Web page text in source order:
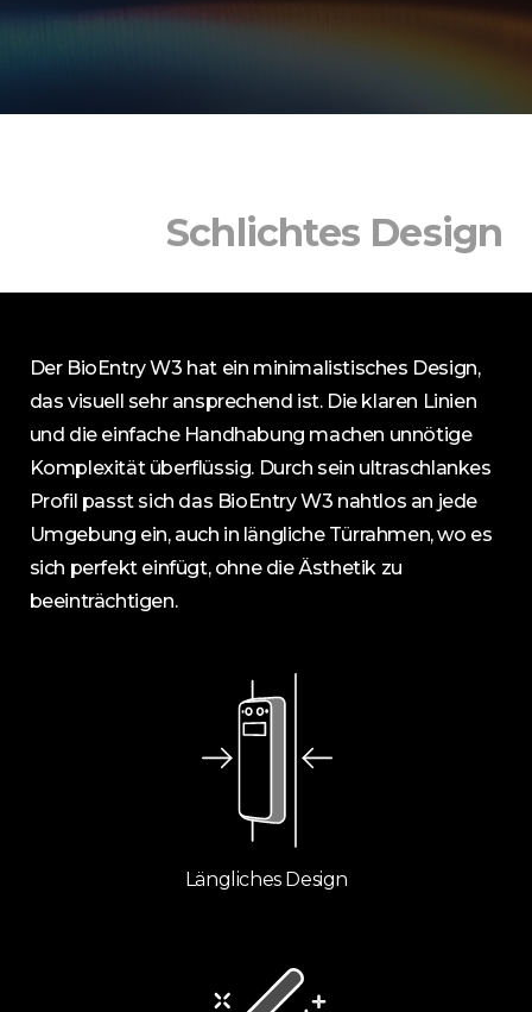
Schlichtes Design
Der BioEntry W3 hat ein minimalistisches Design,
das visuell sehr ansprechend ist. Die klaren Linien
und die einfache Handhabung machen unnötige
Komplexität überflüssig. Durch sein ultraschlankes
Profil passt sich das BioEntry W3 nahtlos an jede
Umgebung ein, auch in längliche Türrahmen, wo es
sich perfekt einfügt, ohne die Ästhetik zu
beeinträchtigen.
Längliches Design​